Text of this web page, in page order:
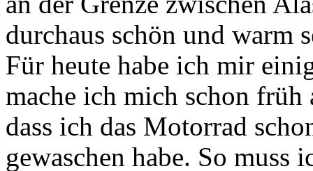
durchaus schön und warm
Für heute habe ich mir
mache ich mich schon
dass ich das Motorrad
gewaschen habe. So muss